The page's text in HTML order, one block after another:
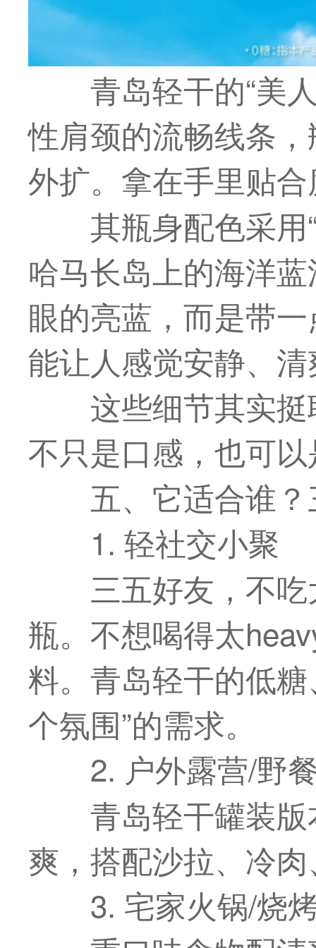
青岛轻干的“美
性肩颈的流畅线条
外扩。拿在手里贴
其瓶身配色采
哈马长岛上的海洋
眼的亮蓝，而是带
能让人感觉安静、
这些细节其实
不只是口感，也可
五、它适合谁
1. 轻社交小聚
三五好友，不
瓶。不想喝得太
料。青岛轻干的低
个氛围”的需求。
2. 户外露营/野
青岛轻干罐装
爽，搭配沙拉、冷
3. 宅家火锅/烧